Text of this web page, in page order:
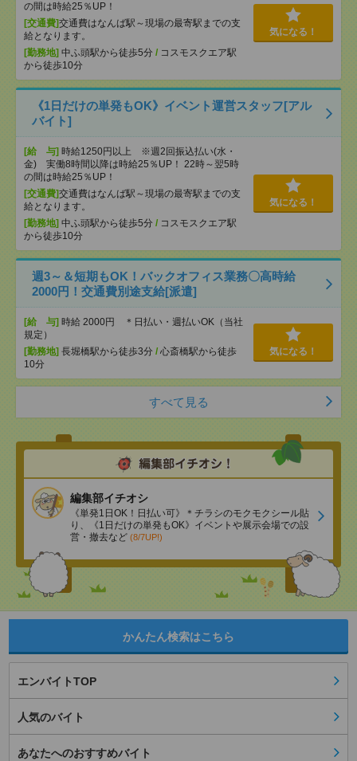
の間は時給25％UP！
[交通費]交通費はなんば駅～現場の最寄駅までの支
給となります。
[勤務地] 中ふ頭駅から徒歩5分 / コスモスクエア駅
から徒歩10分
気になる！
《1日だけの単発もOK》イベント運営スタッフ[アル
バイト]
[給 与] 時給1250円以上 ※週2回振込払い(水・
金) 実働8時間以降は時給25％UP！ 22時～翌5時
の間は時給25％UP！
[交通費]交通費はなんば駅～現場の最寄駅までの支
給となります。
[勤務地] 中ふ頭駅から徒歩5分 / コスモスクエア駅
から徒歩10分
気になる！
週3～＆短期もOK！バックオフィス業務〇高時給
2000円！交通費別途支給[派遣]
[給 与] 時給 2000円 ＊日払い・週払いOK（当社
規定）
[勤務地] 長堀橋駅から徒歩3分 / 心斎橋駅から徒歩
10分
気になる！
すべて見る
編集部イチオシ
《単発1日OK！日払い可》＊チラシのモクモクシール貼
り、《1日だけの単発もOK》イベントや展示会場での設
営・撤去など (8/7UP!)
かんたん検索はこちら
エンバイトTOP
人気のバイト
あなたへのおすすめバイト